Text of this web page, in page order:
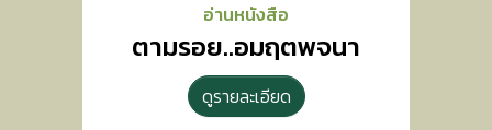
อ่านหนังสือ
ตามรอย..อมฤตพจนา
ดูรายละเอียด